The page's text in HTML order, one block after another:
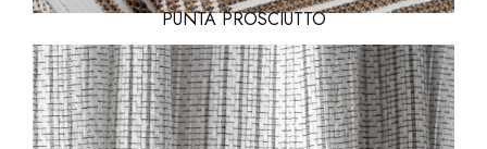
PUNTA PROSCIUTTO